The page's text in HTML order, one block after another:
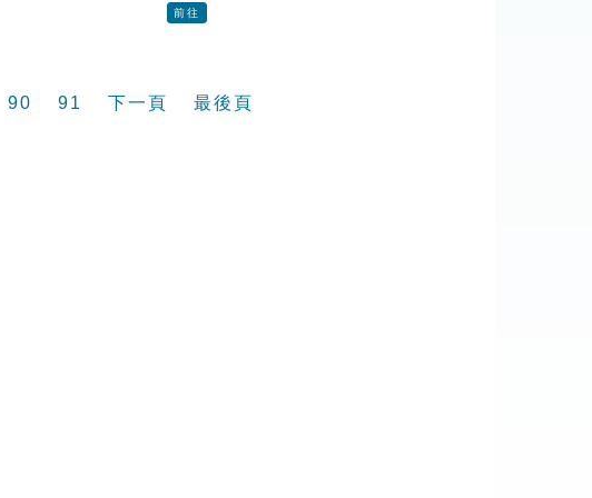
前往
90 91 下一頁 最後頁